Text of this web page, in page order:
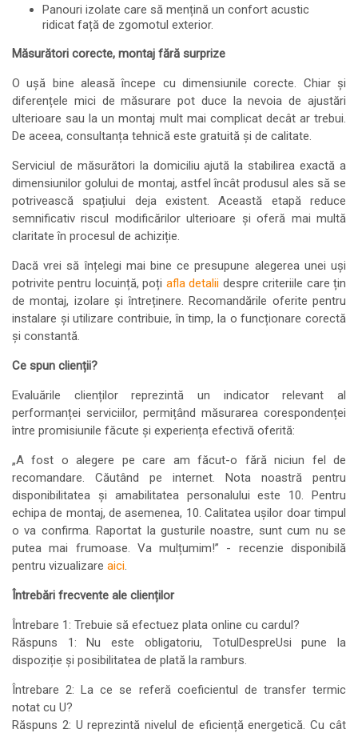
Panouri izolate care să mențină un confort acustic
ridicat față de zgomotul exterior.
Măsurători corecte, montaj fără surprize
O ușă bine aleasă începe cu dimensiunile corecte. Chiar și
diferențele mici de măsurare pot duce la nevoia de ajustări
ulterioare sau la un montaj mult mai complicat decât ar trebui.
De aceea, consultanța tehnică este gratuită și de calitate.
Serviciul de măsurători la domiciliu ajută la stabilirea exactă a
dimensiunilor golului de montaj, astfel încât produsul ales să se
potrivească spațiului deja existent. Această etapă reduce
semnificativ riscul modificărilor ulterioare și oferă mai multă
claritate în procesul de achiziție.
Dacă vrei să înțelegi mai bine ce presupune alegerea unei uși
potrivite pentru locuință, poți afla detalii despre criteriile care țin
de montaj, izolare și întreținere. Recomandările oferite pentru
instalare și utilizare contribuie, în timp, la o funcționare corectă
și constantă.
Ce spun clienții?
Evaluările clienților reprezintă un indicator relevant al
performanței serviciilor, permițând măsurarea corespondenței
între promisiunile făcute și experiența efectivă oferită:
„A fost o alegere pe care am făcut-o fără niciun fel de
recomandare. Căutând pe internet. Nota noastră pentru
disponibilitatea și amabilitatea personalului este 10. Pentru
echipa de montaj, de asemenea, 10. Calitatea ușilor doar timpul
o va confirma. Raportat la gusturile noastre, sunt cum nu se
putea mai frumoase. Va mulțumim!” - recenzie disponibilă
pentru vizualizare aici.
Întrebări frecvente ale clienților
Întrebare 1: Trebuie să efectuez plata online cu cardul?
Răspuns 1: Nu este obligatoriu, TotulDespreUsi pune la
dispoziție și posibilitatea de plată la ramburs.
Întrebare 2: La ce se referă coeficientul de transfer termic
notat cu U?
Răspuns 2: U reprezintă nivelul de eficiență energetică. Cu cât